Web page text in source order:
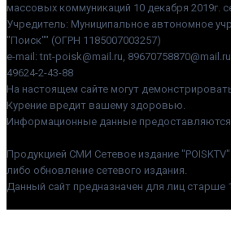
массовых коммуникаций 10 декабря 2019г.
Учредитель: Муниципальное автономное
"Поиск"" (ОГРН 1185007003257)
e-mail: tnt-poisk@mail.ru,
49624-2-43-88
На настоящем сайте могут
Курение вредит вашему здоровью.
Информационные данные предоставляются
Продукцией СМИ Сетевое издание
либо обновление сетевого издания.
Данный сайт предназначен для лиц старше